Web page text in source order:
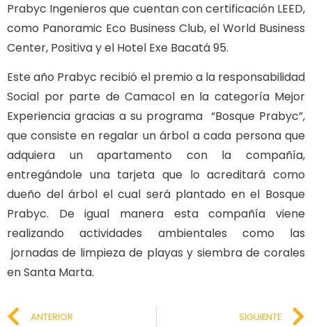
Prabyc Ingenieros que cuentan con certificación LEED,
como Panoramic Eco Business Club, el World Business
Center, Positiva y el Hotel Exe Bacatá 95.
Este año Prabyc recibió el premio a la responsabilidad
Social por parte de Camacol en la categoría Mejor
Experiencia gracias a su programa “Bosque Prabyc”,
que consiste en regalar un árbol a cada persona que
adquiera un apartamento con la compañía,
entregándole una tarjeta que lo acreditará como
dueño del árbol el cual será plantado en el Bosque
Prabyc. De igual manera esta compañía viene
realizando actividades ambientales como las
jornadas de limpieza de playas y siembra de corales
en Santa Marta.
ANTERIOR SIGUIENTE